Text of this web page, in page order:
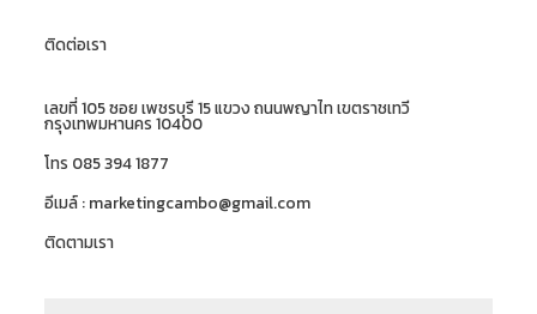
ติดต่อเรา
เลขที่ 105 ซอย เพชรบุรี 15 แขวง ถนนพญาไท เขตราชเทวี
กรุงเทพมหานคร 10400
โทร 085 394 1877
อีเมล์ : marketingcambo@gmail.com
ติดตามเรา